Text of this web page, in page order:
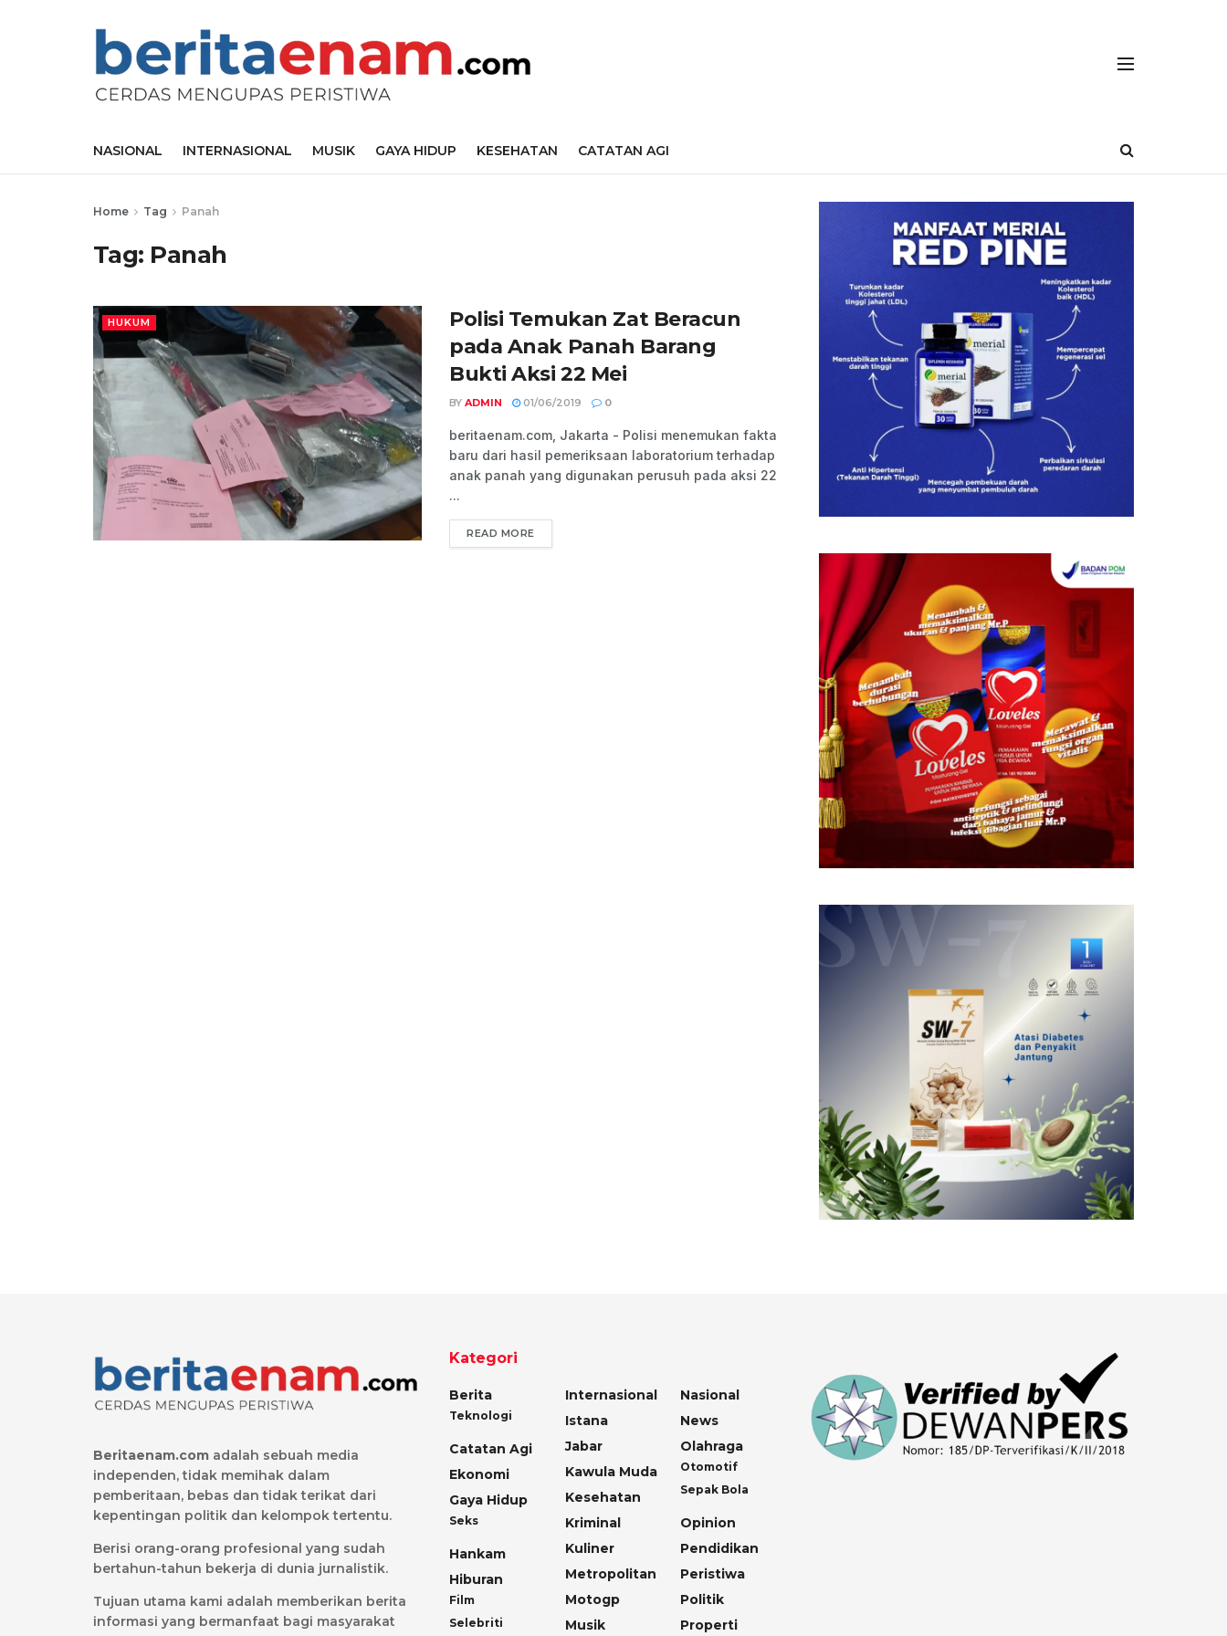
NASIONAL INTERNASIONAL MUSIK GAYA HIDUP KESEHATAN CATATAN AGI
Home Tag Panah
Tag: Panah
HUKUM
Polisi Temukan Zat Beracun
pada Anak Panah Barang
Bukti Aksi 22 Mei
BY ADMIN 01/06/2019 0
beritaenam.com, Jakarta - Polisi menemukan fakta
baru dari hasil pemeriksaan laboratorium terhadap
anak panah yang digunakan perusuh pada aksi 22
...
READ MORE
Beritaenam.com adalah sebuah media
independen, tidak memihak dalam
pemberitaan, bebas dan tidak terikat dari
kepentingan politik dan kelompok tertentu.
Berisi orang-orang profesional yang sudah
bertahun-tahun bekerja di dunia jurnalistik.
Tujuan utama kami adalah memberikan berita
informasi yang bermanfaat bagi masyarakat
Kategori
Berita
Teknologi
Catatan Agi
Ekonomi
Gaya Hidup
Seks
Hankam
Hiburan
Film
Selebriti
Internasional
Istana
Jabar
Kawula Muda
Kesehatan
Kriminal
Kuliner
Metropolitan
Motogp
Musik
Nasional
News
Olahraga
Otomotif
Sepak Bola
Opinion
Pendidikan
Peristiwa
Politik
Properti